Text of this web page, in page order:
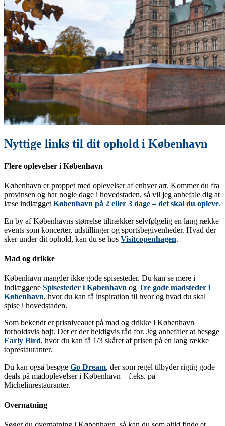
Nyttige links til dit ophold i København
Flere oplevelser i København
København er proppet med oplevelser af enhver art. Kommer du fra
provinsen og har nogle dage i hovedstaden, så vil jeg anbefale dig at
læse indlægget København på 2 eller 3 dage – det skal du opleve.
En by af Københavns størrelse tiltrækker selvfølgelig en lang række
events som koncerter, udstillinger og sportsbegivenheder. Hvad der
sker under dit ophold, kan du se hos Visitcopenhagen.
Mad og drikke
København mangler ikke gode spisesteder. Du kan se mere i
indlæggene Spisesteder i København og Tre gode madsteder i
København, hvor du kan få inspiration til hvor og hvad du skal
spise i hovedstaden.
Som bekendt er prisniveauet på mad og drikke i København
forholdsvis højt. Det er der heldigvis råd for. Jeg anbefaler at besøge
Early Bird, hvor du kan få 1/3 skåret af prisen på en lang række
toprestauranter.
Du kan også besøge Go Dream, der som regel tilbyder rigtig gode
deals på madoplevelser i København – f.eks. på
Michelinrestauranter.
Overnatning